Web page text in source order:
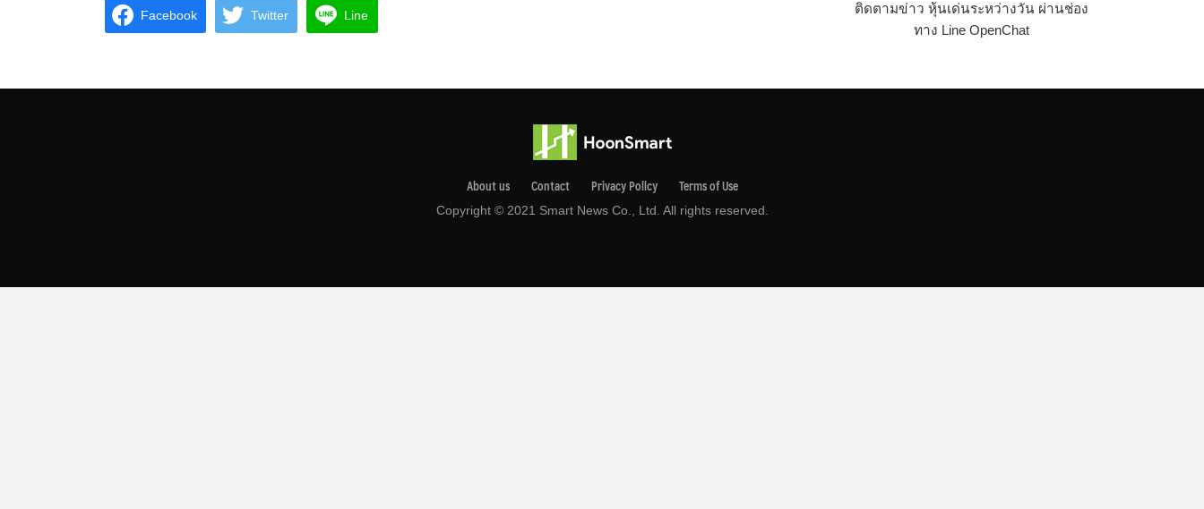
Facebook Twitter Line
ติดตามข่าว หุ้นเด่นระหว่างวัน ผ่านช่อง
ทาง Line OpenChat
About us Contact Privacy Pollcy Terms of Use
Copyright © 2021 Smart News Co., Ltd. All rights reserved.